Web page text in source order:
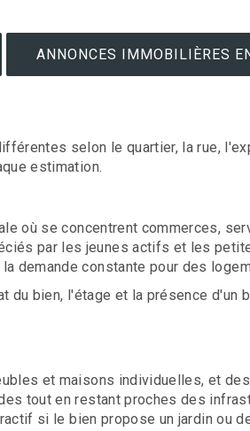
ANNONCES IMMOBILIÈRES
selon le quartier, la rue,
estimation.
où se concentrent commerces,
par les jeunes actifs et les
demande constante pour des
bien, l'étage et la présence d'un
et maisons individuelles, et
tout en restant proches des
si le bien propose un jardin ou